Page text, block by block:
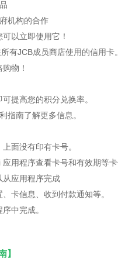
机构的合作
以立即使用它！
JCB成员商店使用的信用卡。
物！
高您的积分兑换率。
南了解更多信息。
面没有印有卡号。
程序查看卡号和有效期等卡
应用程序完成
信息、收到付款通知等。
中完成。
】